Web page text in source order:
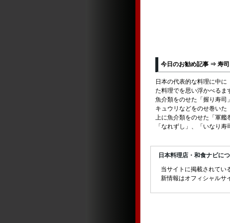
今日のお勧め記事 ⇒ 寿司
日本の代表的な料理に中
た料理でを思い浮かべるま
魚介類をのせた「握り寿司
キュウリなどをのせ巻い
上に魚介類をのせた「軍艦
「なれずし」、「いなり
日本料理店・和食ナビに
当サイトに掲載されてい
新情報はオフィシャルサ